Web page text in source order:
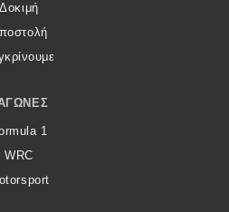
Δοκιμή
1
WRC